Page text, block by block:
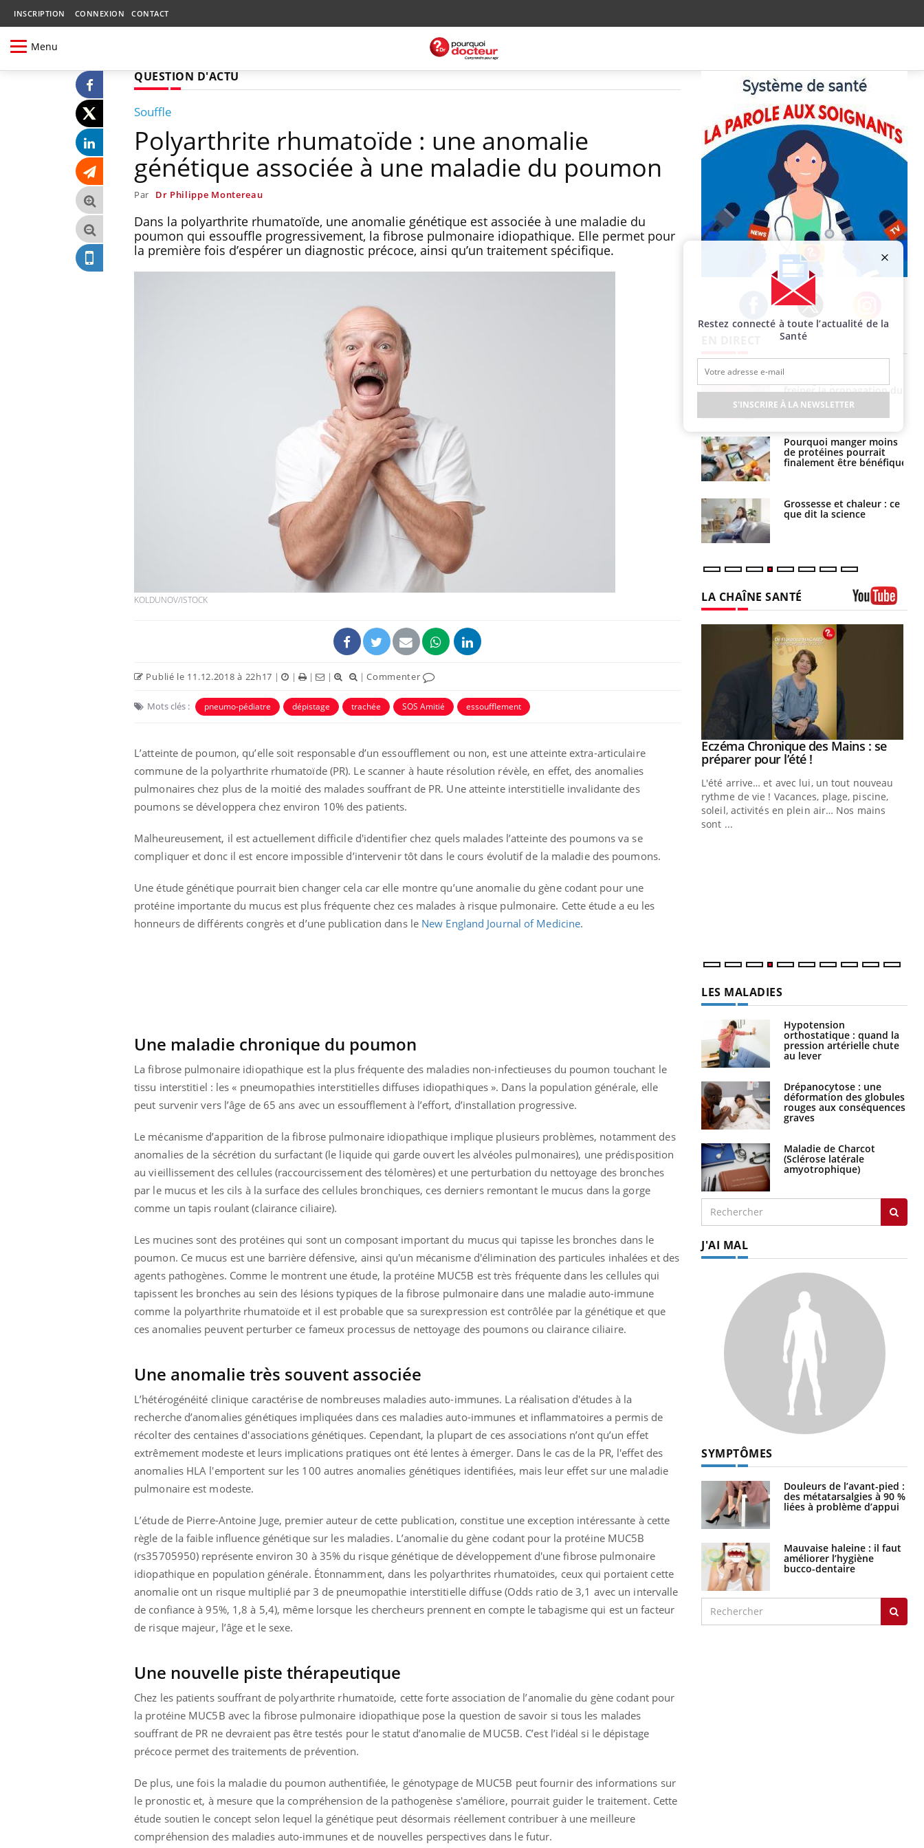
INSCRIPTION CONNEXION CONTACT
Menu
QUESTION D'ACTU
Souffle
Polyarthrite rhumatoïde : une anomalie
génétique associée à une maladie du poumon
Par Dr Philippe Montereau
Dans la polyarthrite rhumatoïde, une anomalie génétique est associée à une maladie du
poumon qui essouffle progressivement, la fibrose pulmonaire idiopathique. Elle permet pour
la première fois d’espérer un diagnostic précoce, ainsi qu’un traitement spécifique.
KOLDUNOV/ISTOCK
Publié le 11.12.2018 à 22h17 | | | | |Commenter
Mots clés : pneumo-pédiatre dépistage trachée SOS Amitié essoufflement
L’atteinte de poumon, qu’elle soit responsable d’un essoufflement ou non, est une atteinte extra-articulaire
commune de la polyarthrite rhumatoïde (PR). Le scanner à haute résolution révèle, en effet, des anomalies
pulmonaires chez plus de la moitié des malades souffrant de PR. Une atteinte interstitielle invalidante des
poumons se développera chez environ 10% des patients.
Malheureusement, il est actuellement difficile d'identifier chez quels malades l’atteinte des poumons va se
compliquer et donc il est encore impossible d’intervenir tôt dans le cours évolutif de la maladie des poumons.
Une étude génétique pourrait bien changer cela car elle montre qu’une anomalie du gène codant pour une
protéine importante du mucus est plus fréquente chez ces malades à risque pulmonaire. Cette étude a eu les
honneurs de différents congrès et d’une publication dans le New England Journal of Medicine.
Une maladie chronique du poumon
La fibrose pulmonaire idiopathique est la plus fréquente des maladies non-infectieuses du poumon touchant le
tissu interstitiel : les « pneumopathies interstitielles diffuses idiopathiques ». Dans la population générale, elle
peut survenir vers l’âge de 65 ans avec un essoufflement à l’effort, d’installation progressive.
Le mécanisme d’apparition de la fibrose pulmonaire idiopathique implique plusieurs problèmes, notamment des
anomalies de la sécrétion du surfactant (le liquide qui garde ouvert les alvéoles pulmonaires), une prédisposition
au vieillissement des cellules (raccourcissement des télomères) et une perturbation du nettoyage des bronches
par le mucus et les cils à la surface des cellules bronchiques, ces derniers remontant le mucus dans la gorge
comme un tapis roulant (clairance ciliaire).
Les mucines sont des protéines qui sont un composant important du mucus qui tapisse les bronches dans le
poumon. Ce mucus est une barrière défensive, ainsi qu'un mécanisme d'élimination des particules inhalées et des
agents pathogènes. Comme le montrent une étude, la protéine MUC5B est très fréquente dans les cellules qui
tapissent les bronches au sein des lésions typiques de la fibrose pulmonaire dans une maladie auto-immune
comme la polyarthrite rhumatoïde et il est probable que sa surexpression est contrôlée par la génétique et que
ces anomalies peuvent perturber ce fameux processus de nettoyage des poumons ou clairance ciliaire.
Une anomalie très souvent associée
L’hétérogénéité clinique caractérise de nombreuses maladies auto-immunes. La réalisation d'études à la
recherche d’anomalies génétiques impliquées dans ces maladies auto-immunes et inflammatoires a permis de
récolter des centaines d'associations génétiques. Cependant, la plupart de ces associations n’ont qu’un effet
extrêmement modeste et leurs implications pratiques ont été lentes à émerger. Dans le cas de la PR, l'effet des
anomalies HLA l'emportent sur les 100 autres anomalies génétiques identifiées, mais leur effet sur une maladie
pulmonaire est modeste.
L’étude de Pierre-Antoine Juge, premier auteur de cette publication, constitue une exception intéressante à cette
règle de la faible influence génétique sur les maladies. L’anomalie du gène codant pour la protéine MUC5B
(rs35705950) représente environ 30 à 35% du risque génétique de développement d'une fibrose pulmonaire
idiopathique en population générale. Étonnamment, dans les polyarthrites rhumatoïdes, ceux qui portaient cette
anomalie ont un risque multiplié par 3 de pneumopathie interstitielle diffuse (Odds ratio de 3,1 avec un intervalle
de confiance à 95%, 1,8 à 5,4), même lorsque les chercheurs prennent en compte le tabagisme qui est un facteur
de risque majeur, l’âge et le sexe.
Une nouvelle piste thérapeutique
Chez les patients souffrant de polyarthrite rhumatoïde, cette forte association de l’anomalie du gène codant pour
la protéine MUC5B avec la fibrose pulmonaire idiopathique pose la question de savoir si tous les malades
souffrant de PR ne devraient pas être testés pour le statut d’anomalie de MUC5B. C’est l’idéal si le dépistage
précoce permet des traitements de prévention.
De plus, une fois la maladie du poumon authentifiée, le génotypage de MUC5B peut fournir des informations sur
le pronostic et, à mesure que la compréhension de la pathogenèse s'améliore, pourrait guider le traitement. Cette
étude soutien le concept selon lequel la génétique peut désormais réellement contribuer à une meilleure
compréhension des maladies auto-immunes et de nouvelles perspectives dans le futur.
Facebook Twitter Instagram
West Nile : que se passe-
Les médicaments GLP-1
protègent-ils aussi les os
?
Cytomégalovirus : ce qui
change dans la prise en
charge des femmes
enceintes
La sieste empêche-t-elle
de dormir la nuit ?
tous les jours se profile-t- freiner la propagation du
cancer ?
Pourquoi manger moins
de protéines pourrait
finalement être bénéfique
Grossesse et chaleur : ce
que dit la science
LA CHAÎNE SANTÉ
Eczéma Chronique des Mains :
expliquer ma maladieYoutube
Il y a des sujets qui sont faciles à aborder...
d'autres non ! D'un côté, poser des
questions sur la maladie d'un proche c'est
Carence en fer : comprendre pour
prévenirYoutube
même alopécie… Les symptômes de la
Insuline & Charge mentale : et si on
osait en parler??Youtube
En 2026, l'insuline dans le diabète de type 2
reste entourée d'idées reçues chez les
Youtube
Eczéma Chronique des Mains : se
préparer pour l’été !Youtube
L'été arrive… et avec lui, un tout nouveau
rythme de vie ! Vacances, plage, piscine,
soleil, activités en plein air… Nos mains
sont ...
LES MALADIES
Hypotension
orthostatique : quand la
pression artérielle chute
au lever
Drépanocytose : une
déformation des globules
rouges aux conséquences
graves
Maladie de Charcot
(Sclérose latérale
amyotrophique)
J'AI MAL
SYMPTÔMES
Douleurs de l’avant-pied :
des métatarsalgies à 90 %
liées à problème d’appui
Mauvaise haleine : il faut
améliorer l’hygiène
bucco-dentaire
Restez connecté à toute l’actualité de la
Santé
S'INSCRIRE À LA NEWSLETTER